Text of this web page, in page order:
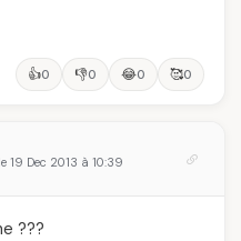
👍0 👎0 😂0 🥰0
19 Dec 2013 à 10:39
???